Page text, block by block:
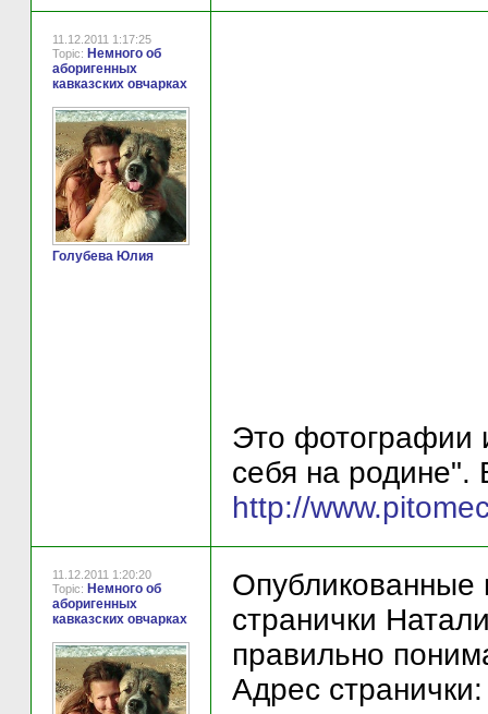
11.12.2011 1:17:25
Topic: Немного об
аборигенных
кавказских овчарках
Голубева Юлия
Это фотографии
себя на родине".
http://
11.12.2011 1:20:20
Topic: Немного об
аборигенных
кавказских овчарках
странички
правильно
Адрес